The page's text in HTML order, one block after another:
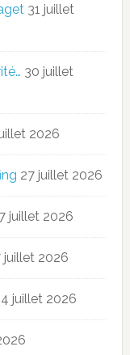
31 juillet
30 juillet
2026
27 juillet 2026
juillet 2026
juillet 2026
juillet 2026